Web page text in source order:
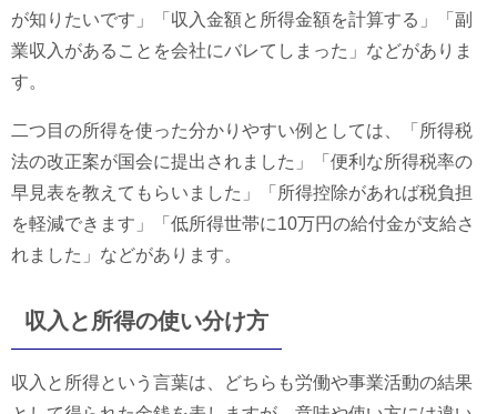
が知りたいです」「収入金額と所得金額を計算する」「副
業収入があることを会社にバレてしまった」などがありま
す。
二つ目の所得を使った分かりやすい例としては、「所得税
法の改正案が国会に提出されました」「便利な所得税率の
早見表を教えてもらいました」「所得控除があれば税負担
を軽減できます」「低所得世帯に10万円の給付金が支給さ
れました」などがあります。
収入と所得の使い分け方
収入と所得という言葉は、どちらも労働や事業活動の結果